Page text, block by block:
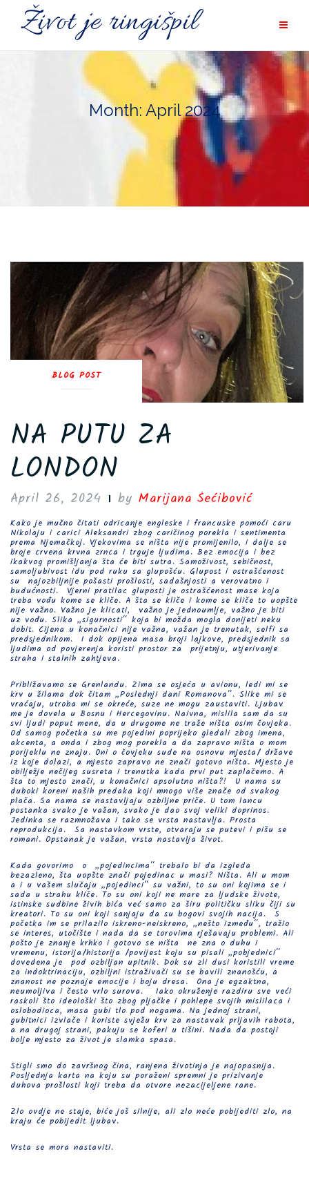
Život je ringišpil
Month: April 2024
BLOG POST
NA PUTU ZA
LONDON
April 26, 2024 by Marijana Šećibović
Kako je mučno čitati odricanje engleske i francuske pomoći caru
Nikolaju i carici Aleksandri zbog caričinog porekla i sentimenta
prema Njemačkoj. Vjekovima se ništa nije promijenilo, i dalje se
broje crvena krvna zrnca i trguje ljudima. Bez emocija i bez
ikakvog promišljanja šta će biti sutra. Samoživost, sebičnost,
samoljubivost idu pod ruku sa glupošću. Glupost i ostrašćenost
su najozbiljnije pošasti prošlosti, sadašnjosti a verovatno i
budućnosti. Vjerni pratilac gluposti je ostrašćenost mase koja
treba vođu kome se kliče. A šta se kliče i kome se kliče to uopšte
nije važno. Važno je klicati, važno je jednoumlje, važno je biti
uz vođu. Slika „sigurnosti“ koja bi možda mogla donijeti neku
dobit. Cijena u konačnici nije važna, važan je trenutak, selfi sa
predsjednikom. I dok opijena masa broji lajkove, predsjednik sa
ljudima od povjerenja koristi prostor za prijetnju, utjerivanje
straha i stalnih zahtjeva.
Približavamo se Grenlandu. Zima se osjeća u avionu, ledi mi se
krv u žilama dok čitam „Poslednji dani Romanova“. Slike mi se
vraćaju, utroba mi se okreće, suze ne mogu zaustaviti. Ljubav
me je dovela u Bosnu i Hercegovinu. Naivna, mislila sam da su
svi ljudi poput mene, da u drugome ne traže ništa osim čovjeka.
Od samog početka su me pojedini poprijeko gledali zbog imena,
akcenta, a onda i zbog mog porekla a da zapravo ništa o mom
porijeklu ne znaju. Oni o čovjeku sude na osnovu mjesta/ države
iz koje dolazi, a mjesto zapravo ne znači gotovo ništa. Mjesto je
obilježje nečijeg susreta i trenutka kada prvi put zaplačemo. A
šta to mjesto znači, u konačnici apsolutno ništa?! U nama su
duboki koreni naših predaka koji mnogo više znače od svakog
plača. Sa nama se nastavljaju ozbiljne priče. U tom lancu
postanka svako je važan, svako je dao svoj veliki doprinos.
Jedinka se razmnožava i tako se vrsta nastavlja. Prosta
reprodukcija. Sa nastavkom vrste, otvaraju se putevi i pišu se
romani. Opstanak je važan, vrsta nastavlja život.
Kada govorimo o „pojedincima“ trebalo bi da izgleda
bezazleno, šta uopšte znači pojedinac u masi? Ništa. Ali u mom
a i u vašem slučaju „pojedinci“ su važni, to su oni kojima se i
sada u strahu kliče. To su oni koji ne mare za ljudske živote,
istinske sudbine živih bića već samo za širu političku sliku čiji su
kreatori. To su oni koji sanjaju da su bogovi svojih nacija. S
početka im se prilazilo iskreno-neiskreno, „nešto između“, tražio
se interes, utočište i nada da se torovima rješavaju problemi. Ali
pošto je znanje krhko i gotovo se ništa ne zna o duhu i
vremenu, istorija/historija /povijest koju su pisali „pobjednici“
dovedena je pod ozbiljan upitnik. Dok su zli dusi koristili vreme
za indoktrinaciju, ozbiljni istraživači su se bavili znanošću, a
znanost ne poznaje emocije i boju dresa. Ona je egzaktna,
neumoljiva i često vrlo surova. Iako okruženje razdiru sve veći
raskoli što ideološki što zbog pljačke i pohlepe svojih mislilaca i
oslobodioca, masa gubi tlo pod nogama. Na jednoj strani,
gubitnici izvlače i koriste svježu krv za nastavak prljavih rabota,
a na drugoj strani, pakuju se koferi u tišini. Nada da postoji
bolje mjesto za život je slamka spasa.
Stigli smo do završnog čina, ranjena životinja je najopasnija.
Posljednja karta na koju su poraženi spremni je prizivanje
duhova prošlosti koji treba da otvore nezacijeljene rane.
Zlo ovdje ne staje, biće još silnije, ali zlo neće pobijediti zlo, na
kraju će pobijedit ljubav.
Vrsta se mora nastaviti.